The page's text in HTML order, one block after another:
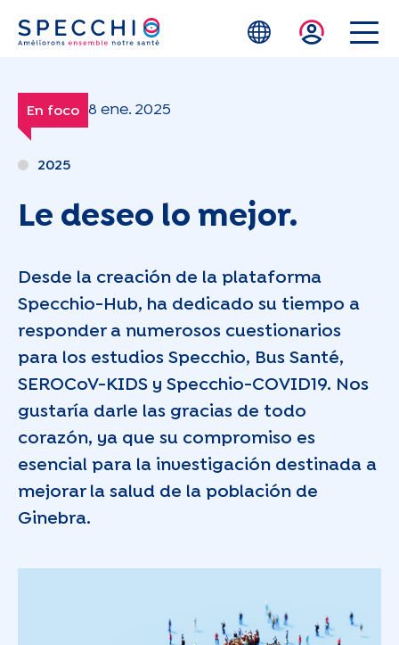
Skip to main content
En foco 8 ene. 2025
2025
Le deseo lo mejor.
Desde la creación de la plataforma
Specchio-Hub, ha dedicado su tiempo a
responder a numerosos cuestionarios
para los estudios Specchio, Bus Santé,
SEROCoV-KIDS y Specchio-COVID19. Nos
gustaría darle las gracias de todo
corazón, ya que su compromiso es
esencial para la investigación destinada a
mejorar la salud de la población de
Ginebra.